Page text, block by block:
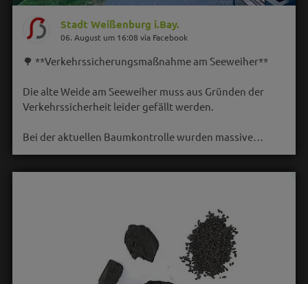
Stadt Weißenburg i.Bay.
06. August um 16:08 via Facebook
🌳 **Verkehrssicherungsmaßnahme am Seeweiher**
Die alte Weide am Seeweiher muss aus Gründen der
Verkehrssicherheit leider gefällt werden.
Bei der aktuellen Baumkontrolle wurden massive…